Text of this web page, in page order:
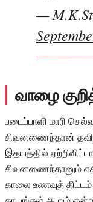
—
வாழை
படைப்பாளி மாரி
சிவனணைந்தான்
இதயத்தில்
சிவனணைந்தானும்
காலை உணவுத் திட்டம்